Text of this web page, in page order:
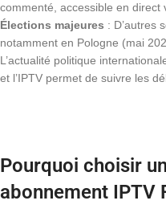
commenté, accessible en direct
Élections majeures : D’autres
notamment en Pologne (mai
L’actualité politique
et l’IPTV permet de suivre les
Pourquoi choisir
abonnement IPTV